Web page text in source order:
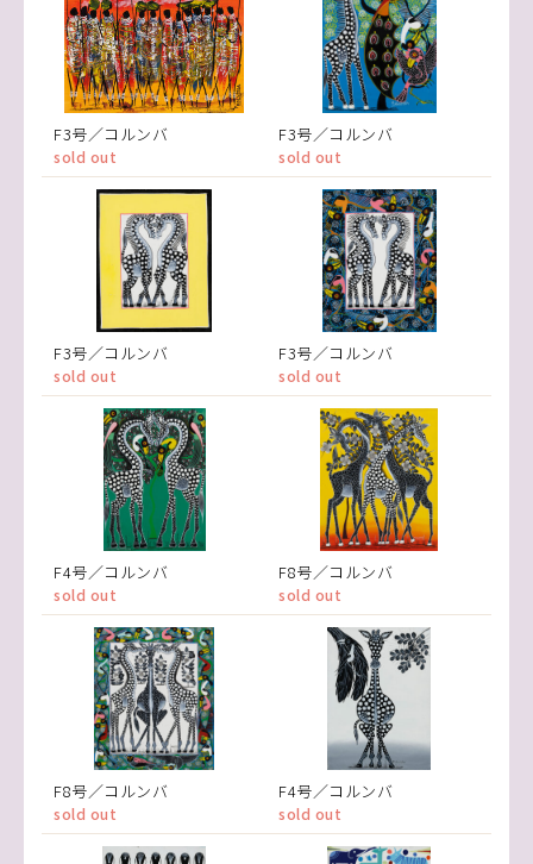
F3号／コルンバ
sold out
F3号／コルンバ
sold out
F3号／コルンバ
sold out
F3号／コルンバ
sold out
F4号／コルンバ
sold out
F8号／コルンバ
sold out
F8号／コルンバ
sold out
F4号／コルンバ
sold out